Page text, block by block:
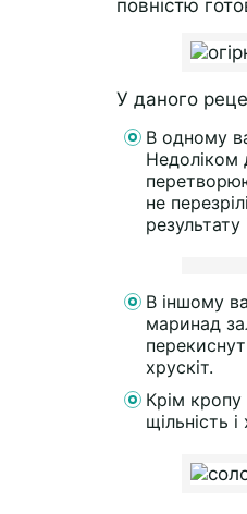
повністю
У даного
В одному
Недоліком
не
В іншому
маринад
хрускіт.
Крім
щільність і